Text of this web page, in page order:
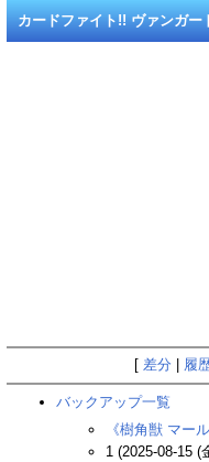
カードファイト!! ヴァンガー
[ 差分 履
バックアップ一覧
《樹角獣 マー
1 (2025-08-15 (